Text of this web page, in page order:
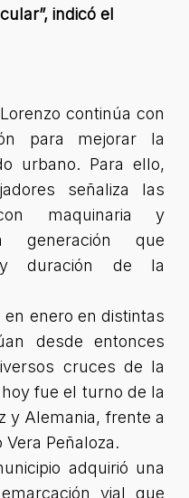
”, indicó el
continúa con
para mejorar la
urbano. Para ello,
señaliza las
maquinaria y
generación que
y duración de la
enero en distintas
desde entonces
cruces de la
fue el turno de la
y Alemania, frente a
Vera Peñaloza.
adquirió una
vial que